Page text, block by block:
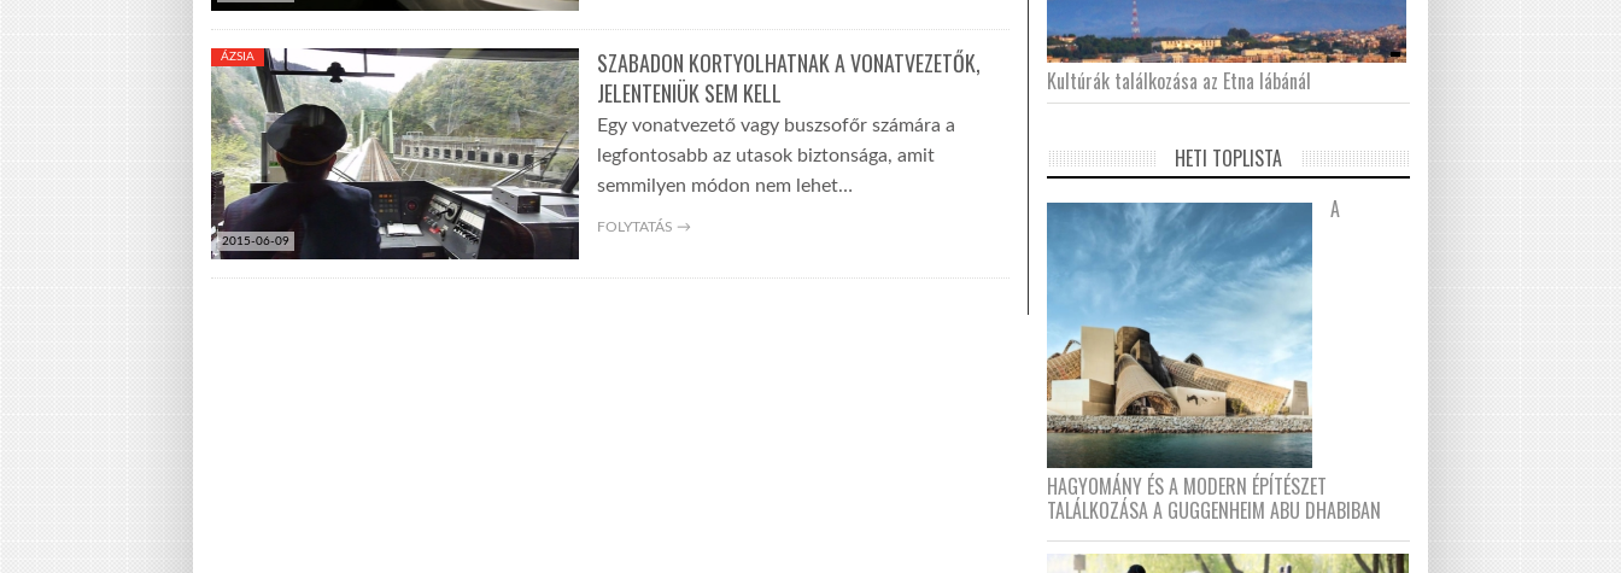
2015-06-09
ÁZSIA
SZABADON KORTYOLHATNAK A VONATVEZETŐK,
JELENTENIÜK SEM KELL
Egy vonatvezető vagy buszsofőr számára a
legfontosabb az utasok biztonsága, amit
semmilyen módon nem lehet…
FOLYTATÁS →
Kultúrák találkozása az Etna lábánál
HETI TOPLISTA
A
HAGYOMÁNY ÉS A MODERN ÉPÍTÉSZET
TALÁLKOZÁSA A GUGGENHEIM ABU DHABIBAN